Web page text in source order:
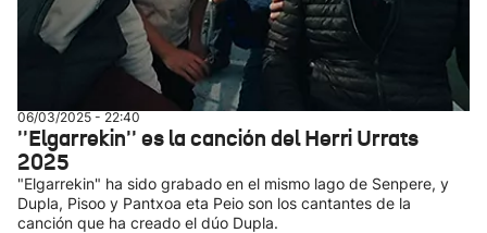
06/03/2025 - 22:40
''Elgarrekin'' es la canción del Herri Urrats
2025
"Elgarrekin" ha sido grabado en el mismo lago de Senpere, y
Dupla, Pisoo y Pantxoa eta Peio son los cantantes de la
canción que ha creado el dúo Dupla.